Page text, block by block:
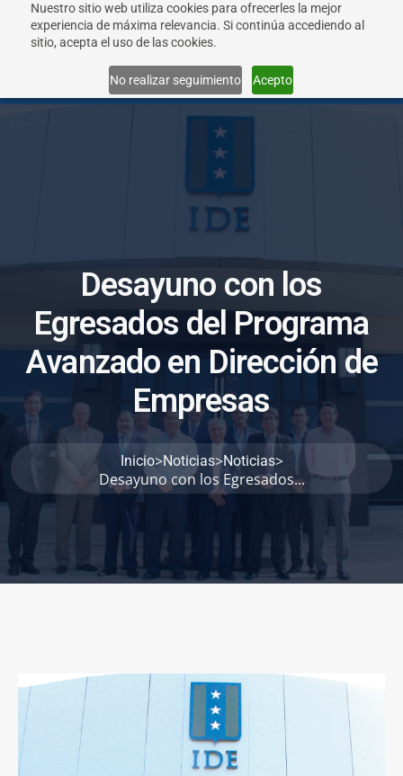
Nuestro sitio web utiliza cookies para ofrecerles la mejor
experiencia de máxima relevancia. Si continúa accediendo al
sitio, acepta el uso de las cookies.
No realizar seguimiento Acepto
Desayuno con os
Egresados de Programa
Avanzado en Dirección de
Empresas
Inicio>Noticias>Noticias>
Desayuno con los Egresados...